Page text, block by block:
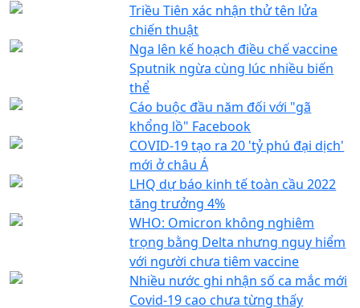
Triều Tiên xác nhận thử tên lửa
chiến thuật
Nga lên kế hoạch điều chế vaccine
Sputnik ngừa cùng lúc nhiều biến
thể
Cáo buộc đầu năm đối với "gã
khổng lồ" Facebook
COVID-19 tạo ra 20 'tỷ phú đại dịch'
mới ở châu Á
LHQ dự báo kinh tế toàn cầu 2022
tăng trưởng 4%
WHO: Omicron không nghiêm
trọng bằng Delta nhưng nguy hiểm
với người chưa tiêm vaccine
Nhiều nước ghi nhận số ca mắc mới
Covid-19 cao chưa từng thấy